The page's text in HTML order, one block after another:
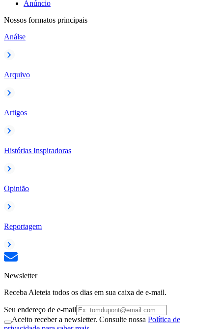
Anúncio
Nossos formatos principais
Análse
Arquivo
Artigos
Histórias Inspiradoras
Opinião
Reportagem
Newsletter
Receba Aleteia todos os dias em sua caixa de e-mail.
Seu endereço de e-mail
Aceito receber a newsletter. Consulte nossa Política de